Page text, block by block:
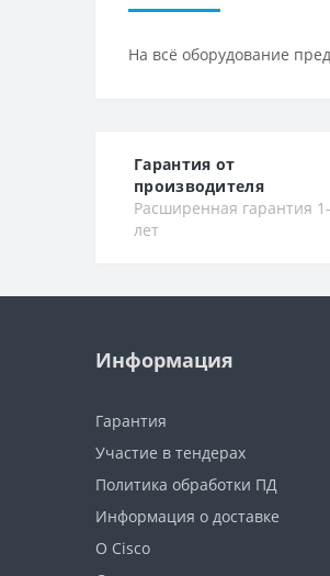
На всё оборудование
Гарантия от
производителя
Расширенная гарантия
лет
Информация
Гарантия
Участие в тендерах
Политика обработки ПД
Информация о доставке
О Cisco